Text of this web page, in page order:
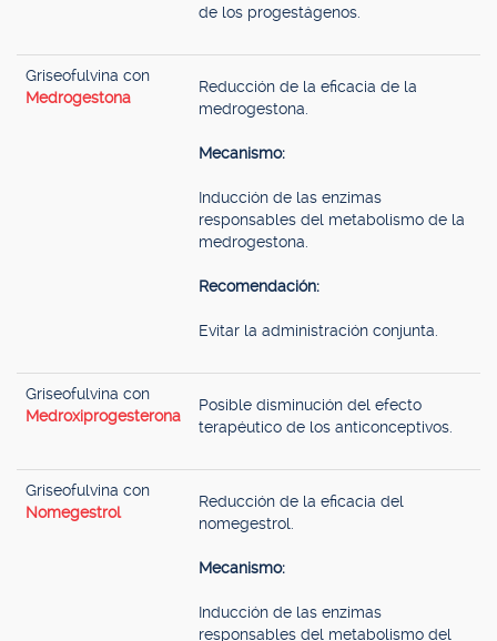
de los progestágenos.
Griseofulvina con
Medrogestona
Reducción de la eficacia de la
medrogestona.
Mecanismo:
Inducción de las enzimas
responsables del metabolismo de la
medrogestona.
Recomendación:
Evitar la administración conjunta.
Griseofulvina con
Medroxiprogesterona
Posible disminución del efecto
terapéutico de los anticonceptivos.
Griseofulvina con
Nomegestrol
Reducción de la eficacia del
nomegestrol.
Mecanismo:
Inducción de las enzimas
responsables del metabolismo del